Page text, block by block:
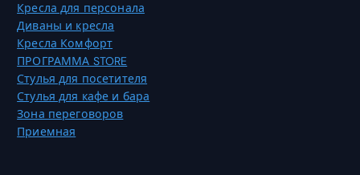
Кресла для персонала
Диваны и кресла
Кресла Комфорт
ПРОГРАММА STORE
Стулья для посетителя
Стулья для кафе и бара
Зона переговоров
Приемная